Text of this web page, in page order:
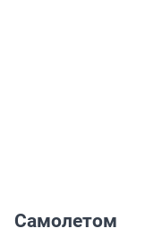
Самолетом